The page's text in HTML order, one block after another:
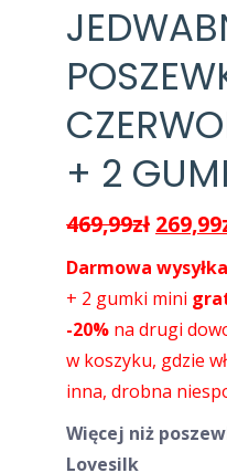
+ 2
469,99zł
cena
269,99
Darmowa wysyłka
+ 2 gumki mini
-20% na drugi
w koszyku, gdzie
inna, drobna
Więcej niż
Lovesilk